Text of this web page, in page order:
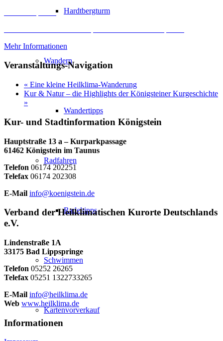
Hardtbergturm
Wandern
Wandertipps
Radfahren
Radeltipps
Schwimmen
Kartenvorverkauf
Inhalt entsperren
Mehr Informationen
Veranstaltungs-Navigation
« Eine kleine Heilklima-Wanderung
Kur & Natur – die Highlights der Königsteiner Kurgeschichte
»
Kur- und Stadtinformation Königstein
Hauptstraße 13 a – Kurparkpassage
61462 Königstein im Taunus
Telefon 06174 202251
Telefax 06174 202308
E-Mail info@koenigstein.de
Verband der Heilklimatischen Kurorte Deutschlands
e.V.
Lindenstraße 1A
33175 Bad Lippspringe
Telefon 05252 26265
Telefax 05251 1322733265
E-Mail info@heilklima.de
Web www.heilklima.de
Informationen